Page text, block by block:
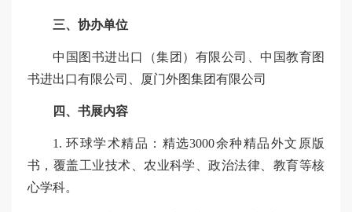
三、协办单位
中国图书进出口（集团）有限公司、中国教育图
书进出口有限公司、厦门外图集团有限公司
四、书展内容
1. 环球学术精品：精选3000余种精品外文原版
书，覆盖工业技术、农业科学、政治法律、教育等核
心学科。